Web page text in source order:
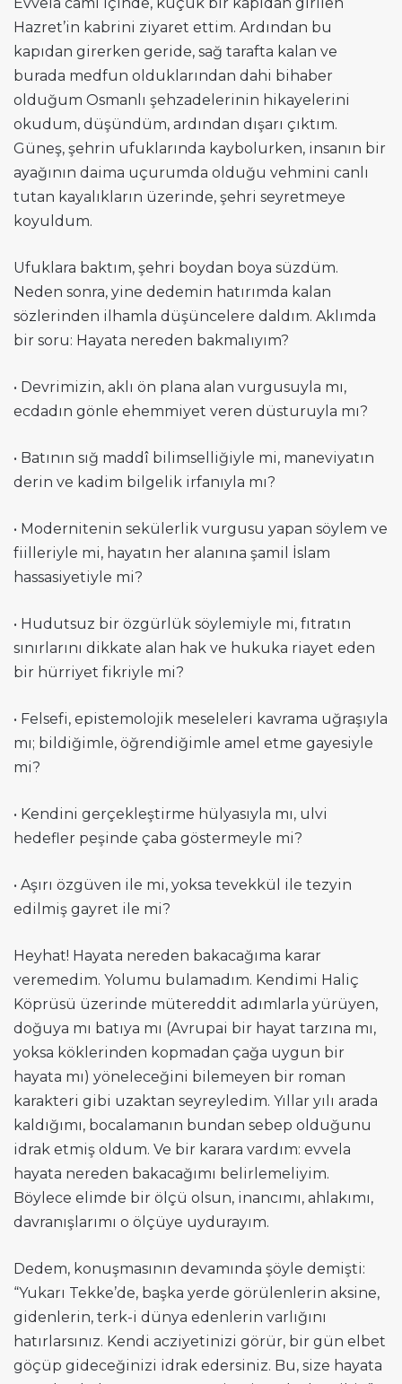
Hazret’in kabrini ziyaret ettim. Ardından bu
kapıdan girerken geride, sağ tarafta kalan ve
burada medfun olduklarından dahi bihaber
olduğum Osmanlı şehzadelerinin hikayelerini
okudum, düşündüm, ardından dışarı çıktım.
Güneş, şehrin ufuklarında kaybolurken, insanın bir
ayağının daima uçurumda olduğu vehmini canlı
tutan kayalıkların üzerinde, şehri seyretmeye
koyuldum.
Ufuklara baktım, şehri boydan boya süzdüm.
Neden sonra, yine dedemin hatırımda kalan
sözlerinden ilhamla düşüncelere daldım. Aklımda
bir soru: Hayata nereden bakmalıyım?
• Devrimizin, aklı ön plana alan vurgusuyla mı,
ecdadın gönle ehemmiyet veren düsturuyla mı?
• Batının sığ maddî bilimselliğiyle mi, maneviyatın
derin ve kadim bilgelik irfanıyla mı?
• Modernitenin sekülerlik vurgusu yapan söylem ve
fiilleriyle mi, hayatın her alanına şamil İslam
hassasiyetiyle mi?
• Hudutsuz bir özgürlük söylemiyle mi, fıtratın
sınırlarını dikkate alan hak ve hukuka riayet eden
bir hürriyet fikriyle mi?
• Felsefi, epistemolojik meseleleri kavrama uğraşıyla
mı; bildiğimle, öğrendiğimle amel etme gayesiyle
mi?
• Kendini gerçekleştirme hülyasıyla mı, ulvi
hedefler peşinde çaba göstermeyle mi?
• Aşırı özgüven ile mi, yoksa tevekkül ile tezyin
edilmiş gayret ile mi?
Heyhat! Hayata nereden bakacağıma karar
veremedim. Yolumu bulamadım. Kendimi Haliç
Köprüsü üzerinde mütereddit adımlarla yürüyen,
doğuya mı batıya mı (Avrupai bir hayat tarzına mı,
yoksa köklerinden kopmadan çağa uygun bir
hayata mı) yöneleceğini bilemeyen bir roman
karakteri gibi uzaktan seyreyledim. Yıllar yılı arada
kaldığımı, bocalamanın bundan sebep olduğunu
idrak etmiş oldum. Ve bir karara vardım: evvela
hayata nereden bakacağımı belirlemeliyim.
Böylece elimde bir ölçü olsun, inancımı, ahlakımı,
davranışlarımı o ölçüye uydurayım.
Dedem, konuşmasının devamında şöyle demişti:
“Yukarı Tekke’de, başka yerde görülenlerin aksine,
gidenlerin, terk-i dünya edenlerin varlığını
hatırlarsınız. Kendi acziyetinizi görür, bir gün elbet
göçüp gideceğinizi idrak edersiniz. Bu, size hayata